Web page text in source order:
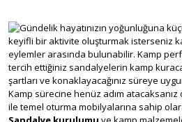
Gündelik hayatınızın yoğunluğuna
keyifli bir aktivite oluşturmak isterseniz
eylemler arasında bulunabilir. Kamp
tercih ettiğiniz sandalyelerin kamp
şartları ve konaklayacağınız süreye
Kamp sürecine henüz adım
ile temel oturma mobilyalarına sahip